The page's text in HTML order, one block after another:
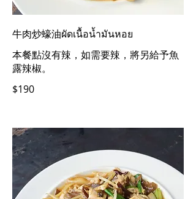
牛肉炒蠔油ผัดเนื้อน้ำมันหอย
本餐點沒有辣，如需要辣，將另給予魚
露辣椒。
$190